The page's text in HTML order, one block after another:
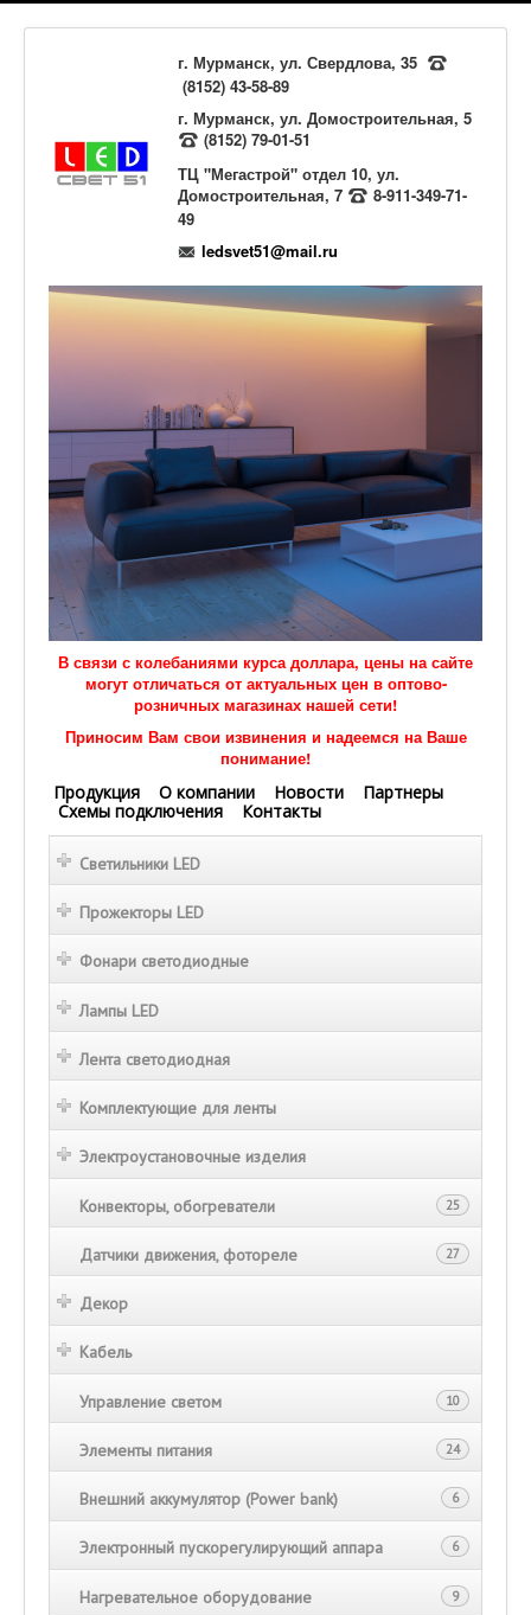
г. Мурманск, ул. Свердлова, 35
(8152) 43-58-89
г. Мурманск, ул. Домостроительная, 5
(8152) 79-01-51
ТЦ "Мегастрой" отдел 10, ул.
Домостроительная, 7
8-911-349-71-
49
ledsvet51@mail.ru
В связи с колебаниями курса доллара, цены на сайте
могут отличаться от актуальных цен в оптово-
розничных магазинах нашей сети!
Приносим Вам свои извинения и надеемся на Ваше
понимание!
Продукция
О компании Новости
Партнеры
Схемы подключения
Контакты
Светильники LED
Прожекторы LED
Фонари светодиодные
Лампы LED
Лента светодиодная
Комплектующие для ленты
Электроустановочные изделия
25
Конвекторы, обогреватели
27
Датчики движения, фотореле
Декор
Кабель
10
Управление светом
24
Элементы питания
6
Внешний аккумулятор (Power bank)
6
Электронный пускорегулирующий аппара
9
Нагревательное оборудование